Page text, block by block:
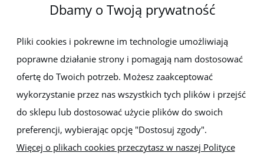
Newsletter
Zapisz się do newslettera, aby być na bieżąco z nowościami i
promocjami
Dbamy o Twoją prywatność
Pliki cookies i pokrewne im technologie umożliwiają
poprawne działanie strony i pomagają nam dostosować
ofertę do Twoich potrzeb. Możesz zaakceptować
wykorzystanie przez nas wszystkich tych plików i przejść
do sklepu lub dostosować użycie plików do swoich
preferencji, wybierając opcję "Dostosuj zgody".
Więcej o plikach cookies przeczytasz w naszej Polityce